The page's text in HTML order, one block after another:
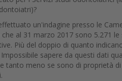
un'indagine presso le
al 31 marzo 2017 sono 5.271 le
Più del doppio di quanto
sapere da questi dati
tanto meno se sono di proprietà